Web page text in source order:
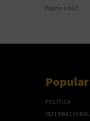
Página 1 de 2
Popular
POLÍTICA
INTERNACIONAL